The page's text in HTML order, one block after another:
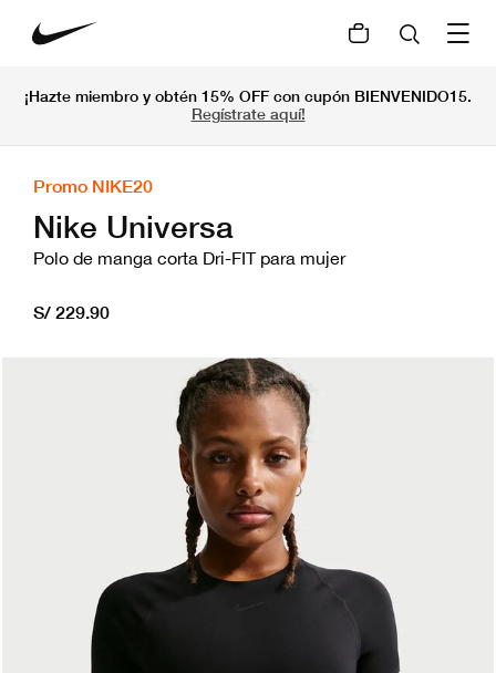
¡Hazte miembro y obtén 15% OFF con cupón BIENVENIDO15.
Regístrate aquí!
Promo NIKE20
Nike Universa
Polo de manga corta Dri-FIT para mujer
S/ 229.90